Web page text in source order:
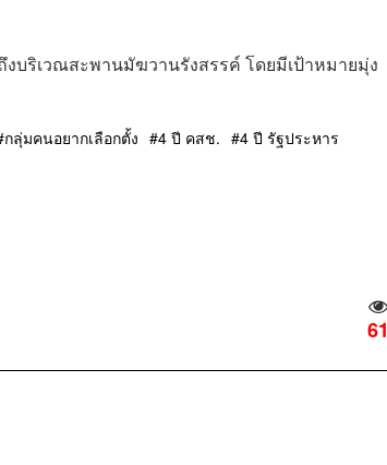
บริเวณสะพานมัฆวานรังสรรค์ โดยมีเป้าหมายมุ่ง
กลุ่มคนอยากเลือกตั้ง 4 ปี คสช. 4 ปี รัฐประหาร
61